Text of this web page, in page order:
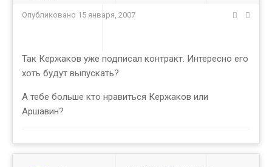
Опубликовано 15 января, 2007
Так Кержаков уже подписал контракт. Интересно его
хоть будут выпускать?
А тебе больше кто нравиться Кержаков или
Аршавин?